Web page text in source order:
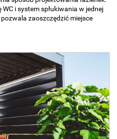
i system spłukiwania w jednej
zaoszczędzić miejsce